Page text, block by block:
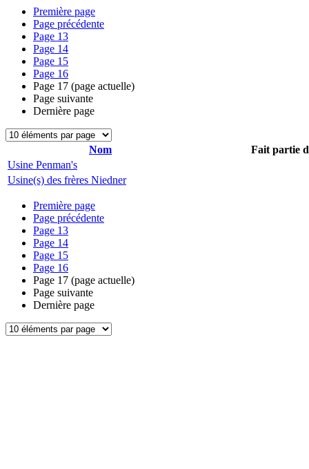
Première page
Page précédente
Page 13
Page 14
Page 15
Page 16
Page 17 (page actuelle)
Page suivante
Dernière page
Nom
Fait partie
Usine Penman's
Usine(s) des frères Niedner
Première page
Page précédente
Page 13
Page 14
Page 15
Page 16
Page 17 (page actuelle)
Page suivante
Dernière page